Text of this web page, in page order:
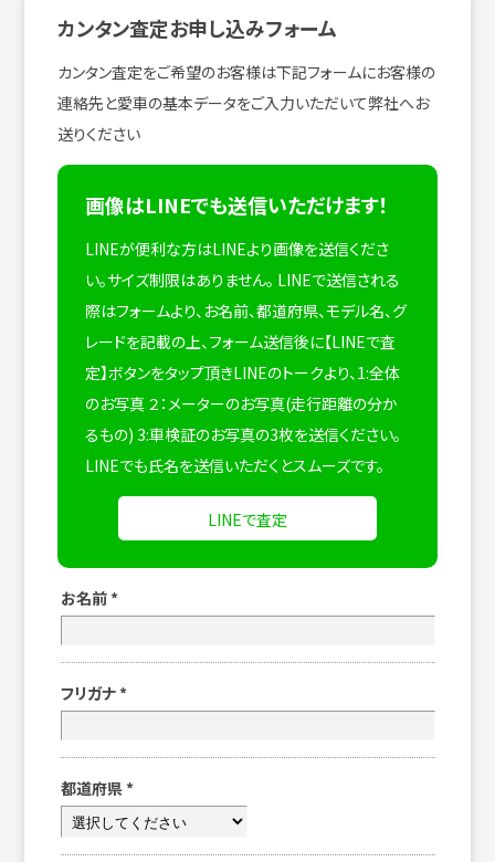
カンタン査定お申し込みフォーム
カンタン査定をご希望のお客様は下記フォームにお客様の
連絡先と愛車の基本データをご入力いただいて弊社へお
送りください
画像はLINEでも送信いただけます！
LINEが便利な方はLINEより画像を送信くださ
い。サイズ制限はありません。 LINEで送信される
際はフォームより、お名前、都道府県、モデル名、グ
レードを記載の上、フォーム送信後に【LINEで査
定】ボタンをタップ頂きLINEのトークより、1:全体
のお写真 ２：メーターのお写真(走行距離の分か
るもの) 3:車検証のお写真の3枚を送信ください。
LINEでも氏名を送信いただくとスムーズです。
LINEで査定
お名前 *
フリガナ *
都道府県 *